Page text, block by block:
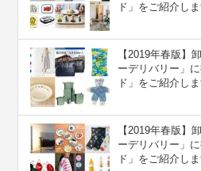
ド」をご紹介しま
【2019年春版】
ーデリバリー」
ド」をご紹介しま
【2019年春版】
ーデリバリー」
ド」をご紹介しま